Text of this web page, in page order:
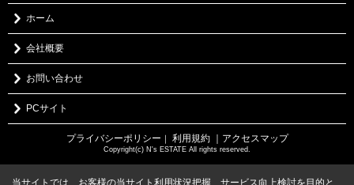
ホーム
会社概要
お問い合わせ
PCサイト
プライバシーポリシー ｜ 利用規約 ｜アクセスマップ
Copyright(c) N's ESTATE All rights reserved.
当サイトでは、お客様の当サイト利用状況把握、サービス向上検討を目的と